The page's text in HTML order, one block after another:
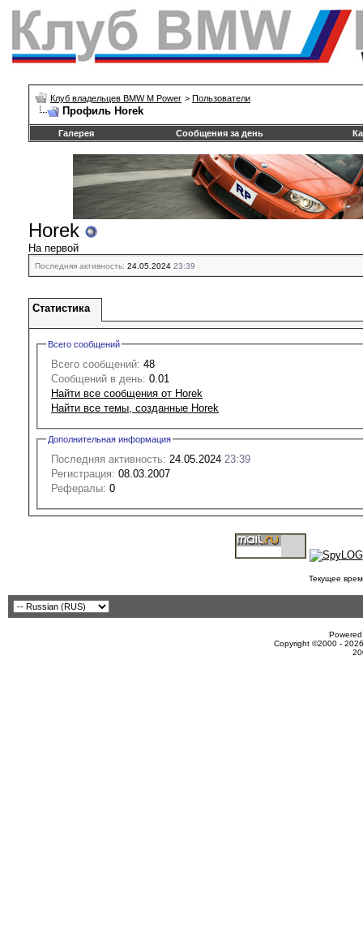
Клуб владельцев BMW M Power > Пользователи
Профиль Horek
Галерея Сообщения за день
Horek
На первой
Последняя активность: 24.05.2024 23:39
Статистика
Всего сообщений
Всего сообщений: 48
Сообщений в день: 0.01
Найти все сообщения от Horek
Найти все темы, созданные Horek
Дополнительная информация
Последняя активность: 24.05.2024 23:39
Регистрация: 08.03.2007
Рефералы: 0
Текущее
Copyright ©2000 -